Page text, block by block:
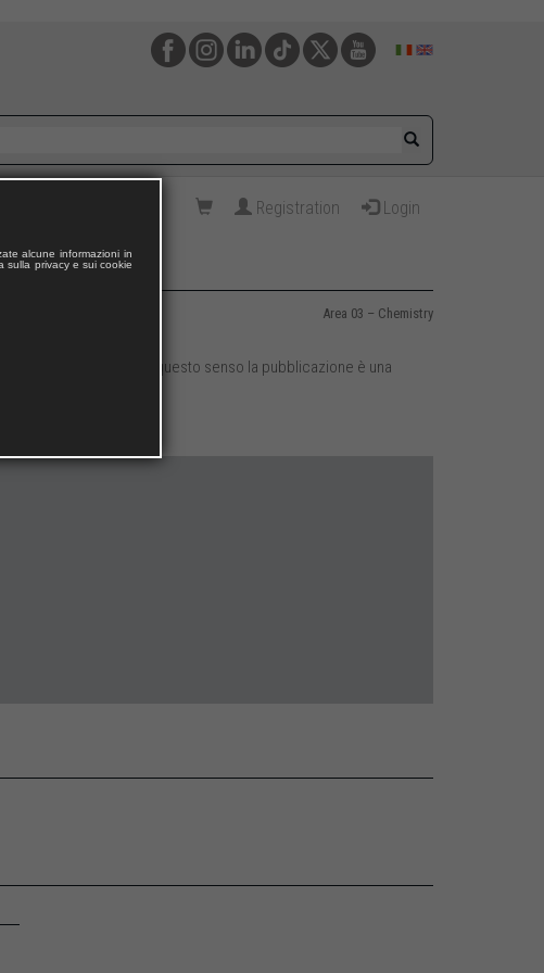
Registration Login
Area 03 – Chemistry
siano prevalenti. In questo senso la pubblicazione è una
alcune informazioni in
sulla privacy e sui cookie